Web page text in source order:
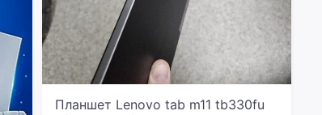
Планшет Lenovo tab m11 tb330fu